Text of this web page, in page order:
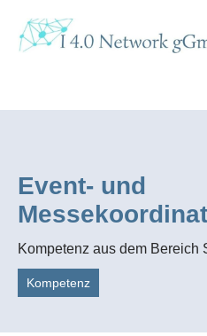
Event- und
Kompetenz aus dem Bereich
Kompetenz